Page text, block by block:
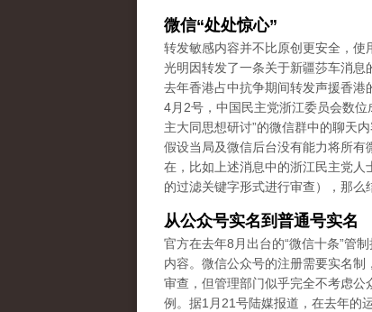
微信“处处惊心”
转发敏感内容并不比原创更安全，
光明因转发了一条关于新疆莎车消
去年香港占中抗争期间转发声援香
4月2号，中国民主党浙江委员会数
主大同思想研讨”的微信群中的聊天
假设当局及微信后台没有能力将所有
在，比如上述消息中的浙江民主党
的过滤关键字形式进行审查），那么
从公众号实名到普通号实名
官方在去年8月出台的“微信十条”管
内容。微信公众号的注册需要实名
审查，但管理部门似乎完全不考虑公
例。据1月21号陆媒报道，在去年的